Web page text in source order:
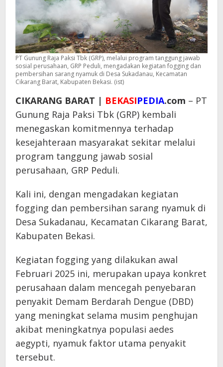
PT Gunung Raja Paksi Tbk (GRP), melalui program tanggung jawab
sosial perusahaan, GRP Peduli, mengadakan kegiatan fogging dan
pembersihan sarang nyamuk di Desa Sukadanau, Kecamatan
Cikarang Barat, Kabupaten Bekasi. (ist)
CIKARANG BARAT | BEKASIPEDIA.com – PT
Gunung Raja Paksi Tbk (GRP) kembali
menegaskan komitmennya terhadap
kesejahteraan masyarakat sekitar melalui
program tanggung jawab sosial
perusahaan, GRP Peduli.
Kali ini, dengan mengadakan kegiatan
fogging dan pembersihan sarang nyamuk di
Desa Sukadanau, Kecamatan Cikarang Barat,
Kabupaten Bekasi.
Kegiatan fogging yang dilakukan awal
Februari 2025 ini, merupakan upaya konkret
perusahaan dalam mencegah penyebaran
penyakit Demam Berdarah Dengue (DBD)
yang meningkat selama musim penghujan
akibat meningkatnya populasi aedes
aegypti, nyamuk faktor utama penyakit
tersebut.